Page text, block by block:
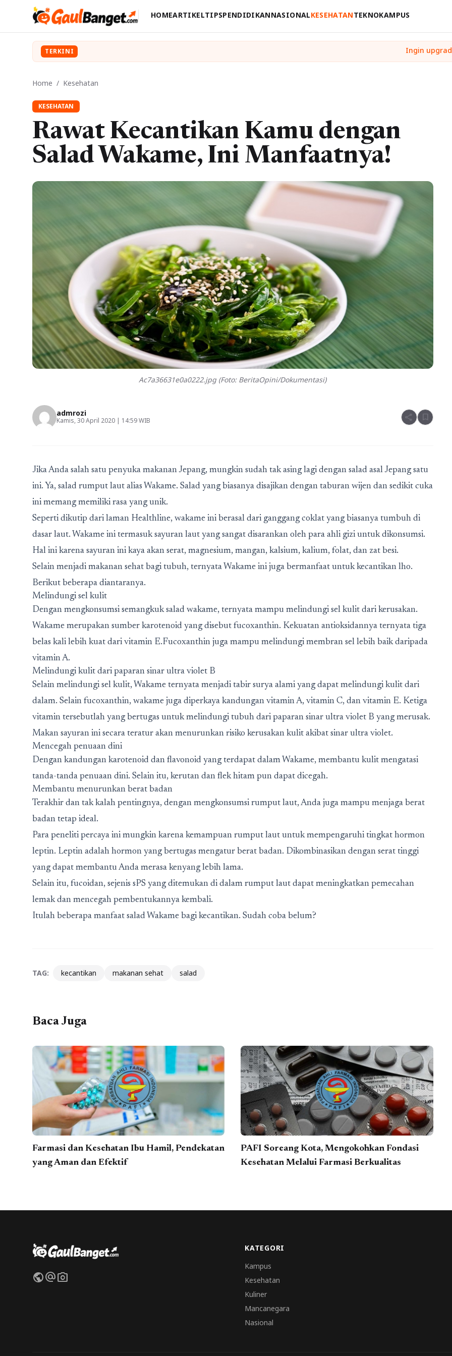
HOMEARTIKELTIPSPENDIDIKANNASIONALKESEHATANTEKNOKAMPUS
TERKINI
Home / Kesehatan
KESEHATAN
Rawat Kecantikan Kamu dengan
Salad Wakame, Ini Manfaatnya!
Ac7a36631e0a0222.jpg (Foto: BeritaOpini/Dokumentasi)
admrozi
Kamis, 30 April 2020 | 14:59 WIB share bookmark
Jika Anda salah satu penyuka makanan Jepang, mungkin sudah tak asing lagi dengan salad asal Jepang satu
ini. Ya, salad rumput laut alias Wakame. Salad yang biasanya disajikan dengan taburan wijen dan sedikit cuka
ini memang memiliki rasa yang unik.
Seperti dikutip dari laman Healthline, wakame ini berasal dari ganggang coklat yang biasanya tumbuh di
dasar laut. Wakame ini termasuk sayuran laut yang sangat disarankan oleh para ahli gizi untuk dikonsumsi.
Hal ini karena sayuran ini kaya akan serat, magnesium, mangan, kalsium, kalium, folat, dan zat besi.
Selain menjadi makanan sehat bagi tubuh, ternyata Wakame ini juga bermanfaat untuk kecantikan lho.
Berikut beberapa diantaranya.
Melindungi sel kulit
Dengan mengkonsumsi semangkuk salad wakame, ternyata mampu melindungi sel kulit dari kerusakan.
Wakame merupakan sumber karotenoid yang disebut fucoxanthin. Kekuatan antioksidannya ternyata tiga
belas kali lebih kuat dari vitamin E.Fucoxanthin juga mampu melindungi membran sel lebih baik daripada
vitamin A.
Melindungi kulit dari paparan sinar ultra violet B
Selain melindungi sel kulit, Wakame ternyata menjadi tabir surya alami yang dapat melindungi kulit dari
dalam. Selain fucoxanthin, wakame juga diperkaya kandungan vitamin A, vitamin C, dan vitamin E. Ketiga
vitamin tersebutlah yang bertugas untuk melindungi tubuh dari paparan sinar ultra violet B yang merusak.
Makan sayuran ini secara teratur akan menurunkan risiko kerusakan kulit akibat sinar ultra violet.
Mencegah penuaan dini
Dengan kandungan karotenoid dan flavonoid yang terdapat dalam Wakame, membantu kulit mengatasi
tanda-tanda penuaan dini. Selain itu, kerutan dan flek hitam pun dapat dicegah.
Membantu menurunkan berat badan
Terakhir dan tak kalah pentingnya, dengan mengkonsumsi rumput laut, Anda juga mampu menjaga berat
badan tetap ideal.
Para peneliti percaya ini mungkin karena kemampuan rumput laut untuk mempengaruhi tingkat hormon
leptin. Leptin adalah hormon yang bertugas mengatur berat badan. Dikombinasikan dengan serat tinggi
yang dapat membantu Anda merasa kenyang lebih lama.
Selain itu, fucoidan, sejenis sPS yang ditemukan di dalam rumput laut dapat meningkatkan pemecahan
lemak dan mencegah pembentukannya kembali.
Itulah beberapa manfaat salad Wakame bagi kecantikan. Sudah coba belum?
TAG: kecantikan makanan sehat salad
Baca Juga
Farmasi dan Kesehatan Ibu Hamil, Pendekatan
yang Aman dan Efektif
PAFI Soreang Kota, Mengokohkan Fondasi
Kesehatan Melalui Farmasi Berkualitas
publicalternate_emailphoto_camera
KATEGORI
Kampus
Kesehatan
Kuliner
Mancanegara
Nasional